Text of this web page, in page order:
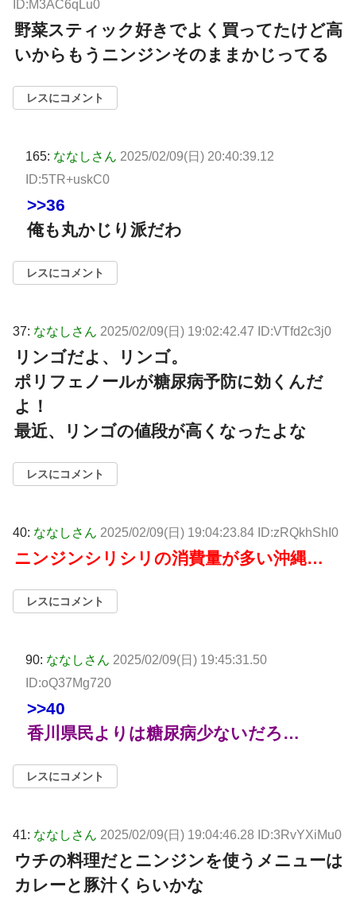
ID:M3AC6qLu0
野菜スティック好きでよく買ってたけど高
いからもうニンジンそのままかじってる
レスにコメント
165: ななしさん 2025/02/09(日) 20:40:39.12
ID:5TR+uskC0
>>36
俺も丸かじり派だわ
レスにコメント
37: ななしさん 2025/02/09(日) 19:02:42.47 ID:VTfd2c3j0
リンゴだよ、リンゴ。
ポリフェノールが糖尿病予防に効くんだ
よ！
最近、リンゴの値段が高くなったよな
レスにコメント
40: ななしさん 2025/02/09(日) 19:04:23.84 ID:zRQkhShI0
ニンジンシリシリの消費量が多い沖縄…
レスにコメント
90: ななしさん 2025/02/09(日) 19:45:31.50
ID:oQ37Mg720
>>40
香川県民よりは糖尿病少ないだろ…
レスにコメント
41: ななしさん 2025/02/09(日) 19:04:46.28 ID:3RvYXiMu0
ウチの料理だとニンジンを使うメニューは
カレーと豚汁くらいかな